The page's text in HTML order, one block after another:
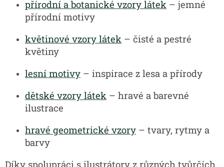
přírodní a botanické vzory látek – jemné
přírodní motivy
květinové vzory látek – čisté a pestré
květiny
lesní motivy – inspirace z lesa a přírody
dětské vzory látek – hravé a barevné
ilustrace
hravé geometrické vzory – tvary, rytmy a
barvy
Díky spolupráci s ilustrátory z různých tvůrčích